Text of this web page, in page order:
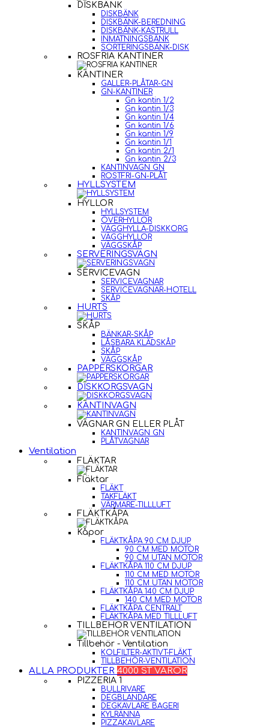
DISKBÄNK
DISKBÄNK
DISKBÄNK-BEREDNING
DISKBÄNK-KASTRULL
INMATNINGSBÄNK
SORTERINGSBÄNK-DISK
ROSFRIA KANTINER
KANTINER
GALLER-PLÅTAR-GN
GN-KANTINER
Gn kantin 1/2
Gn kantin 1/3
Gn kantin 1/4
Gn kantin 1/6
Gn kantin 1/9
Gn kantin 1/1
Gn kantin 2/1
Gn kantin 2/3
KANTINVAGN GN
ROSTFRI-GN-PLÅT
HYLLSYSTEM
HYLLOR
HYLLSYSTEM
ÖVERHYLLOR
VÄGGHYLLA-DISKKORG
VÄGGHYLLOR
VÄGGSKÅP
SERVERINGSVAGN
SERVICEVAGN
SERVICEVAGNAR
SERVICEVAGNAR-HOTELL
SKÅP
HURTS
SKÅP
BÄNKAR-SKÅP
LÅSBARA KLÄDSKÅP
SKÅP
VÄGGSKÅP
PAPPERSKORGAR
DISKKORGSVAGN
KANTINVAGN
VAGNAR GN ELLER PLÅT
KANTINVAGN GN
PLÅTVAGNAR
Ventilation
FLÄKTAR
Fläktar
FLÄKT
TAKFLÄKT
VÄRMARE-TILLLUFT
FLÄKTKÅPA
Kåpor
FLÄKTKÅPA 90 CM DJUP
90 CM MED MOTOR
90 CM UTAN MOTOR
FLÄKTKÅPA 110 CM DJUP
110 CM MED MOTOR
110 CM UTAN MOTOR
FLÄKTKÅPA 140 CM DJUP
140 CM MED MOTOR
FLÄKTKÅPA CENTRALT
FLÄKTKÅPA MED TILLLUFT
TILLBEHÖR VENTILATION
Tillbehör - Ventilation
KOLFILTER-AKTIVT-FLÄKT
TILLBEHÖR-VENTILATION
ALLA PRODUKTER 4000 ST VAROR
PIZZERIA 1
BULLRIVARE
DEGBLANDARE
DEGKAVLARE BAGERI
KYLRÄNNA
PIZZAKAVLARE